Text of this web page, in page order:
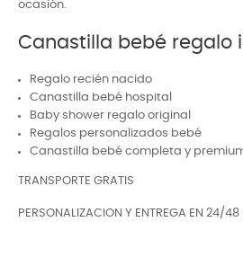
ocasión.
Canastilla bebé regalo
Regalo recién nacido
Canastilla bebé hospital
Baby shower regalo original
Regalos personalizados bebé
Canastilla bebé completa y
TRANSPORTE GRATIS
PERSONALIZACION Y ENTREGA EN 24/48